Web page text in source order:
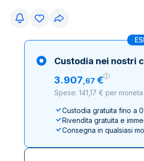
Custodia nei nostri
3.907,67 €
Spese: 141,17 € per moneta
Custodia gratuita fino a
Rivendita gratuita e
Consegna in qualsiasi